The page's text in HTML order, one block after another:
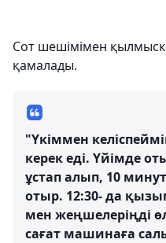
Сот шешімімен
қамалады.
"Үкіммен
керек еді. Үйімде
ұстап алып, 10
отыр. 12:30- да
мен жеңшелеріңді
сағат машинаға